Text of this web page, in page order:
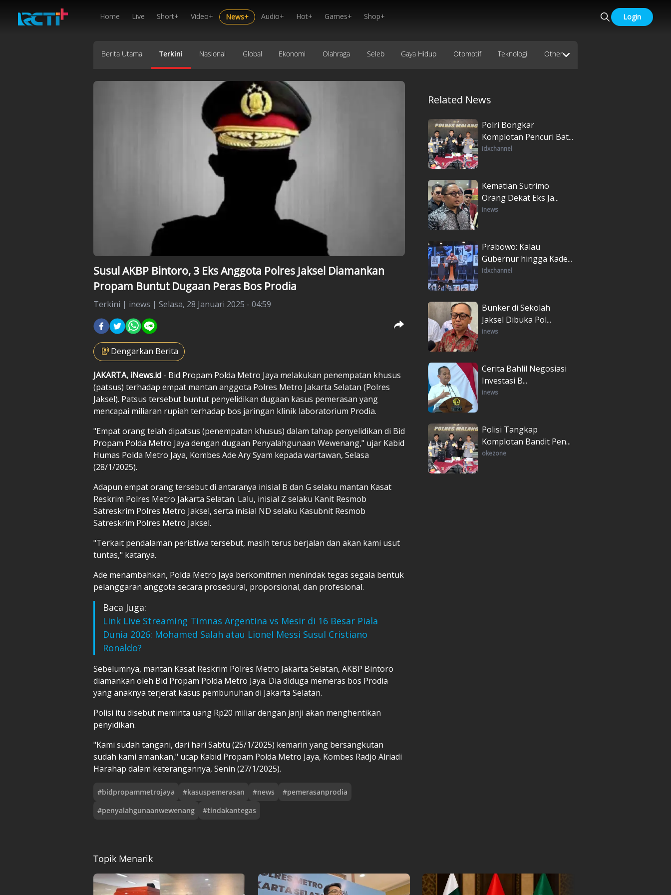
Home Live Short+ Video+ News+ Audio+ Hot+ Games+ Shop+ Login
Berita Utama Terkini Nasional Global Ekonomi Olahraga Seleb Gaya Hidup Otomotif Teknologi Other
Susul AKBP Bintoro, 3 Eks Anggota Polres Jaksel Diamankan
Propam Buntut Dugaan Peras Bos Prodia
Terkini | inews | Selasa, 28 Januari 2025 - 04:59
Dengarkan Berita
JAKARTA, iNews.id - Bid Propam Polda Metro Jaya melakukan penempatan khusus
(patsus) terhadap empat mantan anggota Polres Metro Jakarta Selatan (Polres
Jaksel). Patsus tersebut buntut penyelidikan dugaan kasus pemerasan yang
mencapai miliaran rupiah terhadap bos jaringan klinik laboratorium Prodia.
"Empat orang telah dipatsus (penempatan khusus) dalam tahap penyelidikan di Bid
Propam Polda Metro Jaya dengan dugaan Penyalahgunaan Wewenang," ujar Kabid
Humas Polda Metro Jaya, Kombes Ade Ary Syam kepada wartawan, Selasa
(28/1/2025).
Adapun empat orang tersebut di antaranya inisial B dan G selaku mantan Kasat
Reskrim Polres Metro Jakarta Selatan. Lalu, inisial Z selaku Kanit Resmob
Satreskrim Polres Metro Jaksel, serta inisial ND selaku Kasubnit Resmob
Satreskrim Polres Metro Jaksel.
"Terkait pendalaman peristiwa tersebut, masih terus berjalan dan akan kami usut
tuntas," katanya.
Ade menambahkan, Polda Metro Jaya berkomitmen menindak tegas segala bentuk
pelanggaran anggota secara prosedural, proporsional, dan profesional.
Baca Juga:
Link Live Streaming Timnas Argentina vs Mesir di 16 Besar Piala
Dunia 2026: Mohamed Salah atau Lionel Messi Susul Cristiano
Ronaldo?
Sebelumnya, mantan Kasat Reskrim Polres Metro Jakarta Selatan, AKBP Bintoro
diamankan oleh Bid Propam Polda Metro Jaya. Dia diduga memeras bos Prodia
yang anaknya terjerat kasus pembunuhan di Jakarta Selatan.
Polisi itu disebut meminta uang Rp20 miliar dengan janji akan menghentikan
penyidikan.
"Kami sudah tangani, dari hari Sabtu (25/1/2025) kemarin yang bersangkutan
sudah kami amankan," ucap Kabid Propam Polda Metro Jaya, Kombes Radjo Alriadi
Harahap dalam keterangannya, Senin (27/1/2025).
#bidpropammetrojaya #kasuspemerasan #news #pemerasanprodia
#penyalahgunaanwewenang #tindakantegas
Related News
Polri Bongkar
Komplotan Pencuri Bat...
idxchannel
Kematian Sutrimo
Orang Dekat Eks Ja...
inews
Prabowo: Kalau
Gubernur hingga Kade...
idxchannel
Bunker di Sekolah
Jaksel Dibuka Pol...
inews
Cerita Bahlil Negosiasi
Investasi B...
inews
Polisi Tangkap
Komplotan Bandit Pen...
okezone
Topik Menarik